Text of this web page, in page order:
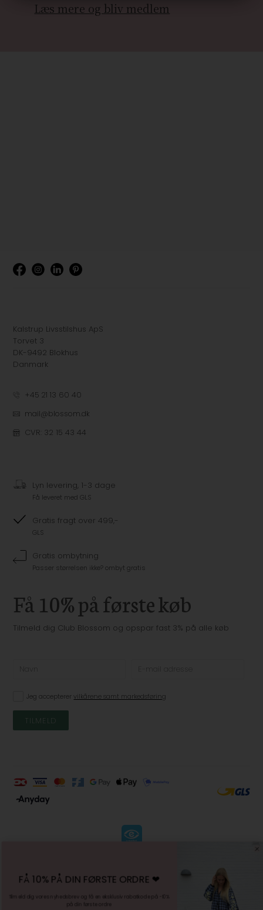
Læs mere og bliv medlem
Kalstrup Livsstilshus ApS
Torvet 3
DK-9492 Blokhus
Danmark
+45 21 13 60 40
mail@blossom.dk
CVR: 32 15 43 44
Lyn levering, 1-3 dage
Få leveret med GLS
Gratis fragt over 499,-
GLS
Gratis ombytning
Passer størrelsen ikke? ombyt gratis
Få 10% på første køb
Tilmeld dig Club Blossom og opspar fast 3% på alle køb
Jeg accepterervilkårene samt markedsføring
-
-
PERSONDATAPOLITIK
FÅ 10% PÅ DIN FØRSTE ORDRE ❤︎
Tilmeld dig vores nyhedsbrev og få en eksklusiv rabatkode på -10%
på din første ordre